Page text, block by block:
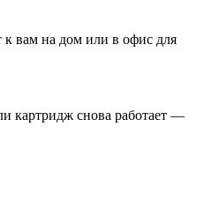
вам на дом или в офис для
картридж снова работает —